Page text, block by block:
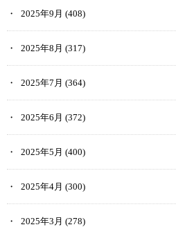
2025年9月 (408)
2025年8月 (317)
2025年7月 (364)
2025年6月 (372)
2025年5月 (400)
2025年4月 (300)
2025年3月 (278)